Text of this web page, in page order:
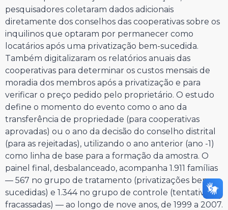
pesquisadores coletaram dados adicionais
diretamente dos conselhos das cooperativas sobre os
inquilinos que optaram por permanecer como
locatários após uma privatização bem-sucedida.
Também digitalizaram os relatórios anuais das
cooperativas para determinar os custos mensais de
moradia dos membros após a privatização e para
verificar o preço pedido pelo proprietário. O estudo
define o momento do evento como o ano da
transferência de propriedade (para cooperativas
aprovadas) ou o ano da decisão do conselho distrital
(para as rejeitadas), utilizando o ano anterior (ano -1)
como linha de base para a formação da amostra. O
painel final, desbalanceado, acompanha 1.911 famílias
— 567 no grupo de tratamento (privatizações bem-
sucedidas) e 1.344 no grupo de controle (tentativas
fracassadas) — ao longo de nove anos, de 1999 a 2007.